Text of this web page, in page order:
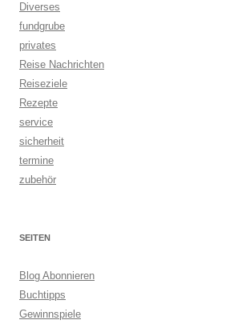
Diverses
fundgrube
privates
Reise Nachrichten
Reiseziele
Rezepte
service
sicherheit
termine
zubehör
SEITEN
Blog Abonnieren
Buchtipps
Gewinnspiele